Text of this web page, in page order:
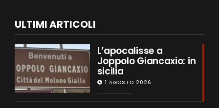
ULTIMI ARTICOLI
L’apocalisse a
Joppolo Giancaxio: in
sicilia
1 AGOSTO 2026